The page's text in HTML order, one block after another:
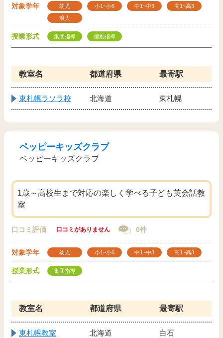
対象学年 幼児 小1~小6 中1~中3
高1~高3
浪人
授業形式 集団指導 個別指導
教室名 都道府県 最寄駅
東札幌ラソラ校 北海道 東札幌
ペッピーキッズクラブ
ペッピーキッズクラブ
1歳～高校生まで対応の楽しく学べる子ども英会話教
室
口コミ評価 口コミがありません 0件
対象学年 幼児 小1~小6 中1~中3 高1~高3
授業形式 集団指導
教室名 都道府県 最寄駅
東札幌教室 北海道 白石